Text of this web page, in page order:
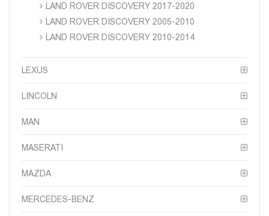
LAND ROVER DISCOVERY 2017-2020
LAND ROVER DISCOVERY 2005-2010
LAND ROVER DISCOVERY 2010-2014
LEXUS
LINCOLN
MAN
MASERATI
MAZDA
MERCEDES-BENZ